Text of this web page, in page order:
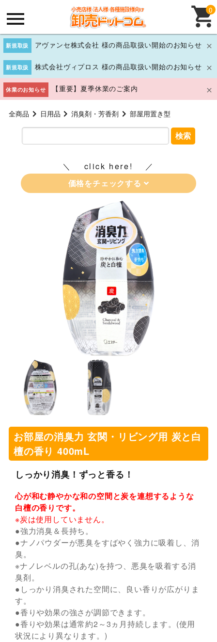
新規取扱 アヴァンセ株式会社 様の商品取扱い開始のお知らせ
新規取扱 株式会社ヴィプロス 様の商品取扱い開始のお知らせ
休業のお知らせ 【重要】夏季休業のご案内
0
全商品 日用品 消臭剤・芳香剤 部屋用置き型
検索
click here!
価格をチェックする
お部屋の消臭力 玄関・リビング用 炭と白
檀の香り 400mL
しっかり消臭！ずっと香る！
心が和む静やかな和の空間と炭を連想するような
白檀の香りです。
※炭は使用していません。
●強力消臭＆長持ち。
●ナノパウダーが悪臭をすばやく強力に吸着し、消
臭。
※ナノレベルの孔(あな)を持つ、悪臭を吸着する消
臭剤。
●しっかり消臭された空間に、良い香りが広がりま
す。
●香りや効果の強さが調節できます。
●香りや効果は通常約2～3ヵ月持続します。(使用
状況により異なります。)